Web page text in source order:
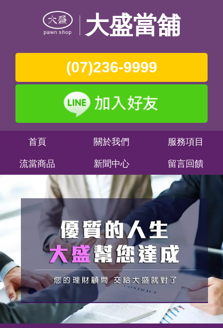
大盛當舖
(07)236-9999
首頁 關於我們 服務項目
流當商品 新聞中心 留言回饋